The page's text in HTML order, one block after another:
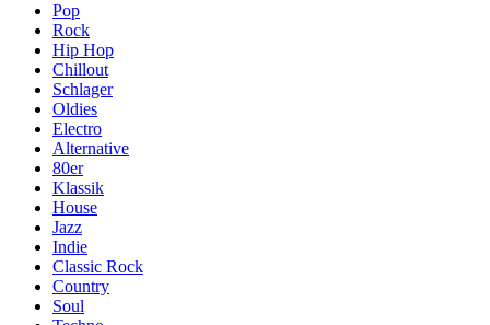
Pop
Rock
Hip Hop
Chillout
Schlager
Oldies
Electro
Alternative
80er
Klassik
House
Jazz
Indie
Classic Rock
Country
Soul